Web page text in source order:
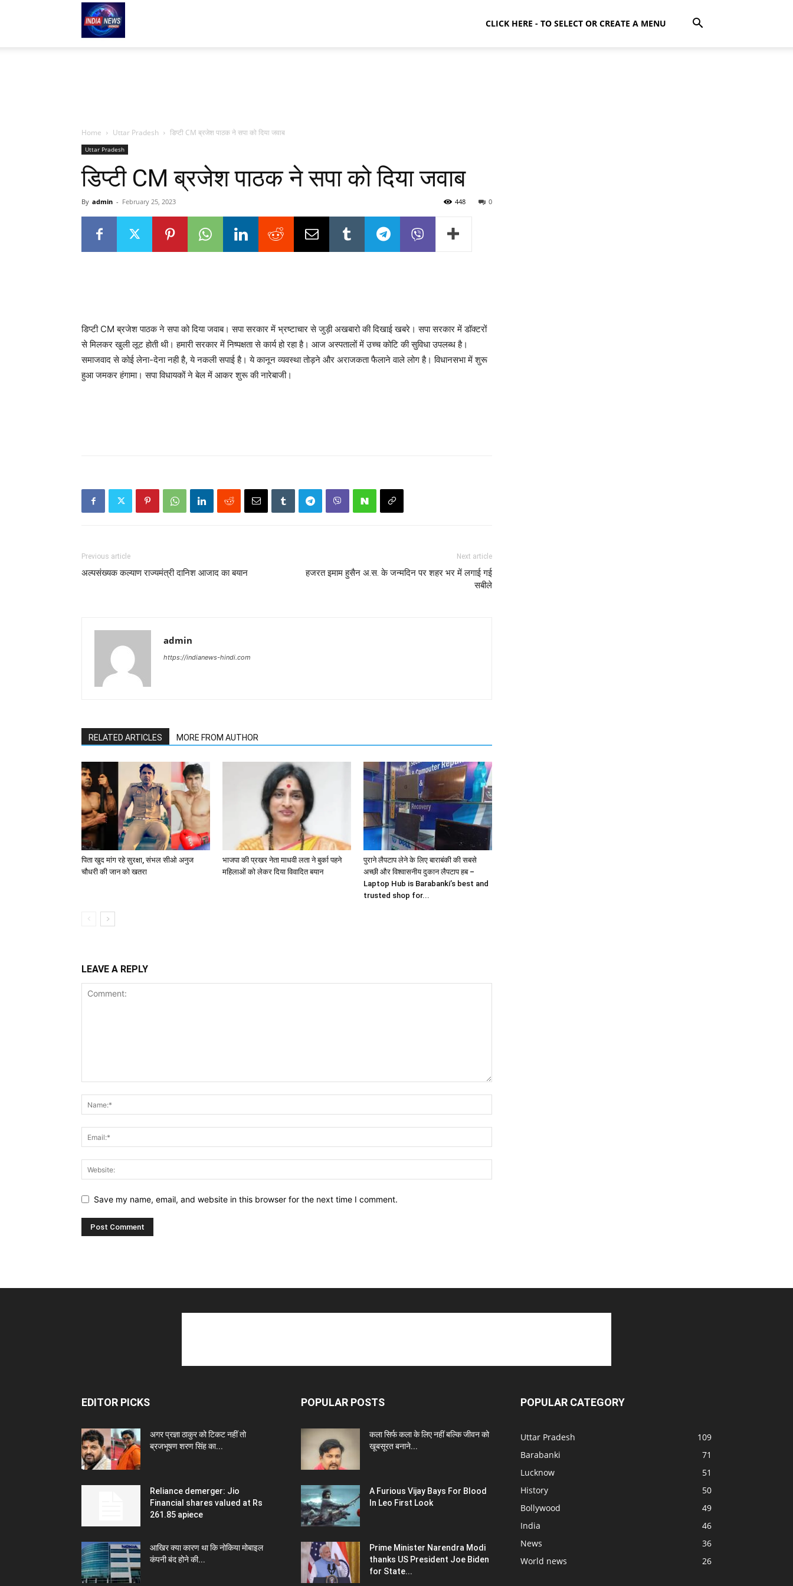
CLICK HERE - TO SELECT OR CREATE A MENU
Home Uttar Pradesh डिप्टी CM ब्रजेश पाठक ने सपा को दिया जवाब
Uttar Pradesh
डिप्टी CM ब्रजेश पाठक ने सपा को दिया जवाब
By admin - February 25, 2023 0
448
डिप्टी CM ब्रजेश पाठक ने सपा को दिया जवाब। सपा सरकार में भ्रष्टाचार से जुड़ी अखबारो की दिखाई खबरे। सपा सरकार में डॉक्टरों
से मिलकर खुली लूट होती थी। हमारी सरकार में निष्पक्षता से कार्य हो रहा है। आज अस्पतालों में उच्च कोटि की सुविधा उपलब्ध है।
समाजवाद से कोई लेना-देना नही है, ये नकली सपाई है। ये कानून व्यवस्था तोड़ने और अराजकता फैलाने वाले लोग है। विधानसभा में शुरू
हुआ जमकर हंगामा। सपा विधायकों ने बेल में आकर शुरू की नारेबाजी।
Previous article
अल्पसंख्यक कल्याण राज्यमंत्री दानिश आजाद का बयान
Next article
हजरत इमाम हुसैन अ.स. के जन्मदिन पर शहर भर में लगाई गई
सबीले
admin
https://indianews-hindi.com
RELATED ARTICLES MORE FROM AUTHOR
पिता खुद मांग रहे सुरक्षा, संभल सीओ अनुज
चौधरी की जान को खतरा
भाजपा की प्रखर नेता माधवी लता ने बुर्का पहने
महिलाओं को लेकर दिया विवादित बयान
पुराने लैपटाप लेने के लिए बाराबंकी की सबसे
अच्छी और विश्वासनीय दुकान लैपटाप हब –
Laptop Hub is Barabanki’s best and
trusted shop for...
LEAVE A REPLY
Save my name, email, and website in this browser for the next time I comment.
EDITOR PICKS
अगर प्रज्ञा ठाकुर को टिकट नहीं तो
ब्रजभूषण शरण सिंह का...
Reliance demerger: Jio
Financial shares valued at Rs
261.85 apiece
आखिर क्या कारण था कि नोकिया मोबाइल
कंपनी बंद होने की...
POPULAR POSTS
कला सिर्फ कला के लिए नहीं बल्कि जीवन को
खूबसूरत बनाने...
A Furious Vijay Bays For Blood
In Leo First Look
Prime Minister Narendra Modi
thanks US President Joe Biden
for State...
POPULAR CATEGORY
Uttar Pradesh
109
Barabanki
71
Lucknow
51
History
50
Bollywood
49
India
46
News
36
World news
26